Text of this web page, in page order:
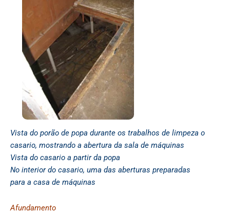
Vista do porão de popa durante os trabalhos de limpeza o
casario, mostrando a abertura da sala de máquinas
Vista do casario a partir da popa
No interior do casario, uma das aberturas preparadas
para a casa de máquinas
Afundamento